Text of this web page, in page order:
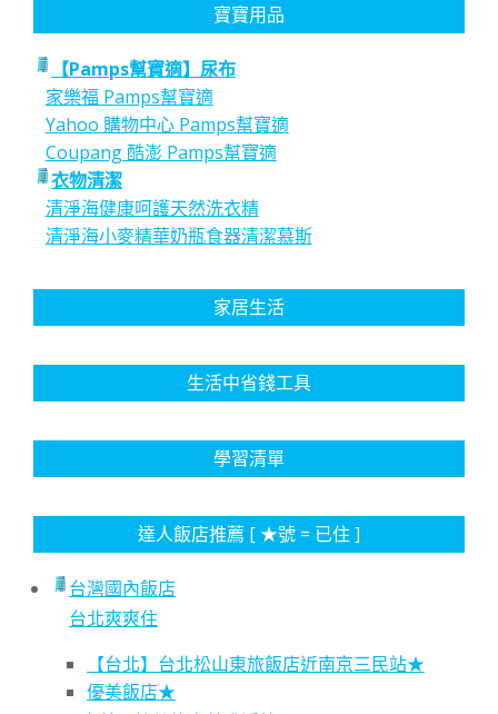
寶寶用品
【Pamps幫寶適】尿布
家樂福 Pamps幫寶適
Yahoo 購物中心 Pamps幫寶適
Coupang 酷澎 Pamps幫寶適
衣物清潔
清淨海健康呵護天然洗衣精
清淨海小麥精華奶瓶食器清潔慕斯
家居生活
生活中省錢工具
學習清單
達人飯店推薦 [ ★號 = 已住 ]
台灣國內飯店
台北爽爽住
【台北】台北松山東旅飯店近南京三民站★
優美飯店★